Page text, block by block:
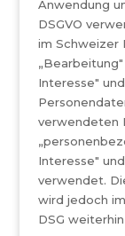
Anwendung
DSGVO
im Schweizer
Interesse"
verwendeten
Interesse"
verwendet.
wird jedoch
DSG